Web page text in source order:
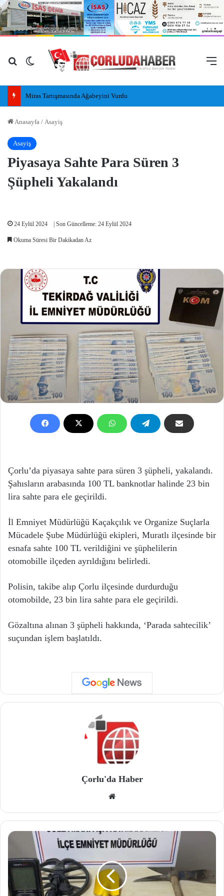
Arama yap ...
Dış görünümü değiştir
Miras Tartışmasında Ağabeyini Vurdu
Anasayfa / Asayiş
Asayiş
Piyasaya Sahte Para Süren 3
Şüpheli Yakalandı
24 Eylül 2024 | Son Güncelleme: 24 Eylül 2024
Okuma Süresi Bir Dakikadan Az
Çorlu’da piyasaya sahte para süren 3 şüpheli, yakalandı.
Şahısların arabasında 100 TL banknotlar halinde 23 bin
lira sahte para ele geçirildi.
İl Emniyet Müdürlüğü Kaçakçılık ve Organize Suçlarla
Mücadele Şube Müdürlüğü ekipleri, Muratlı ilçesinde bir
esnafa sahte 100 TL verildiğini ve şüphelilerin
otomobille ilçeden ayrıldığını belirledi.
Polisin, takibe alıp Çorlu ilçesinde durdurduğu
otomobilde, 23 bin lira sahte para ele geçirildi.
Gözaltına alınan 3 şüpheli hakkında, ‘Parada sahtecilik’
suçundan işlem başlatıldı.
Çorlu'da Haber
site
si